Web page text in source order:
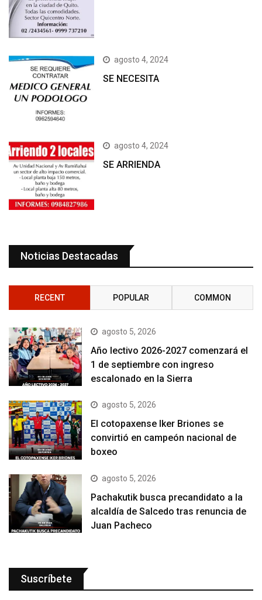
agosto 4, 2024
SE NECESITA
agosto 4, 2024
SE ARRIENDA
Noticias Destacadas
RECENT POPULAR COMMON
agosto 5, 2026
Año lectivo 2026-2027 comenzará el
1 de septiembre con ingreso
escalonado en la Sierra
agosto 5, 2026
El cotopaxense Iker Briones se
convirtió en campeón nacional de
boxeo
agosto 5, 2026
Pachakutik busca precandidato a la
alcaldía de Salcedo tras renuncia de
Juan Pacheco
Suscríbete